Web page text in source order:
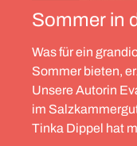
Sommer in
Was für ein
Sommer bieten,
Unsere Autorin
im
Tinka Dippel hat